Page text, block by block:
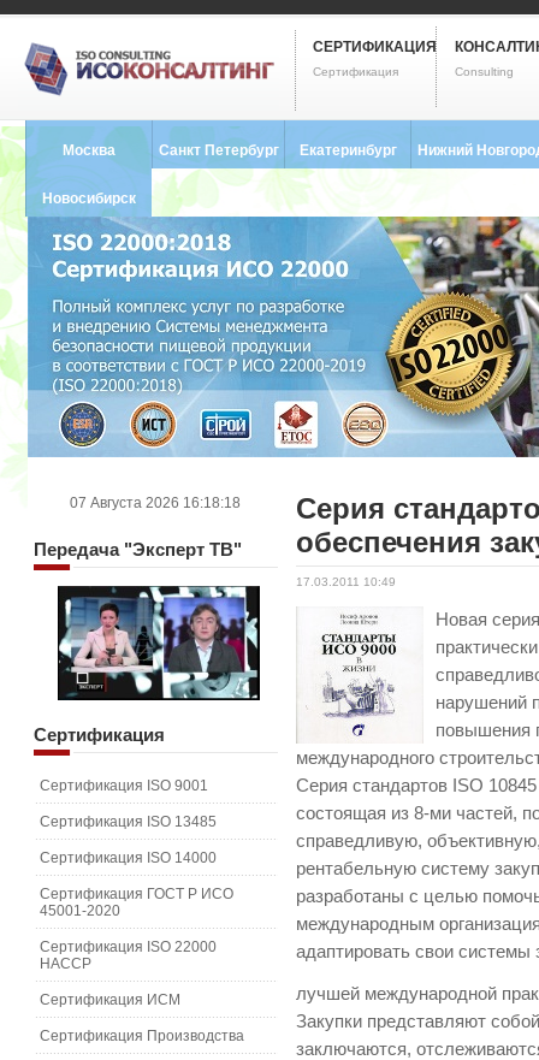
СЕРТИФИКАЦИЯ
Сертификация Consulting
Москва Санкт Петербург
8 (812) 748-2493
Екатеринбург
8 (343) 237-2593
Нижний
Новосибирск
8 (383) 227-8449
Серия
обеспечения
17.03.2011 10:49
Новая
нарушений
повышения
международного
Серия стандартов ISO
состоящая из 8-ми частей,
справедливую,
рентабельную систему
разработаны с целью
международным
адаптировать свои системы
лучшей международной
Закупки представляют
заключаются,
07 Августа 2026 16:18:18
Передача"Эксперт ТВ"
Сертификация
Сертификация ISO 9001
Сертификация ISO 13485
Сертификация ISO 14000
Сертификация ГОСТ Р ИСО
45001-2020
Сертификация ISO 22000
HACCP
Сертификация ИСМ
Сертификация Производства